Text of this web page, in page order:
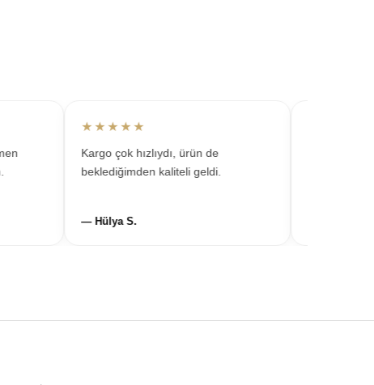
★★★★★
Kargo çok hızlıydı, ürün de
beklediğimden kaliteli geldi.
— Hülya S.